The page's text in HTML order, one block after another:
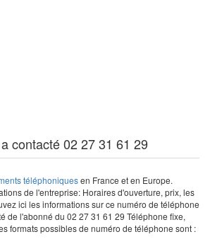
contacté 02 27 31 61 29
téléphoniquesen France et en Europe.
de l'entreprise: Horaires d'ouverture, prix, les
ici les informations sur ce numéro de téléphone
de l'abonné du 02 27 31 61 29 Téléphone fixe,
formats possibles de numéro de téléphone sont :